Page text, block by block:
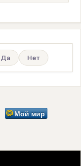
Да Нет
Мой мир